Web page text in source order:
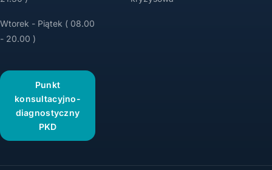
Wtorek - Piątek ( 08.00
- 20.00 )
Punkt
konsultacyjno-
diagnostyczny
PKD